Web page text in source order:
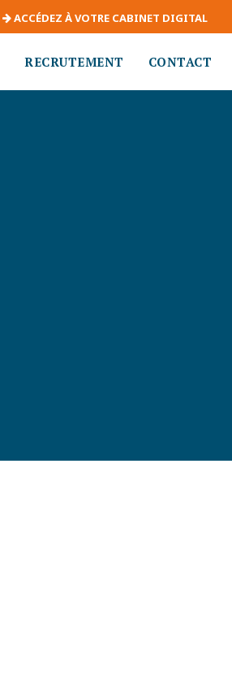
ACCÉDEZ À VOTRE CABINET DIGITAL
RECRUTEMENT CONTACT